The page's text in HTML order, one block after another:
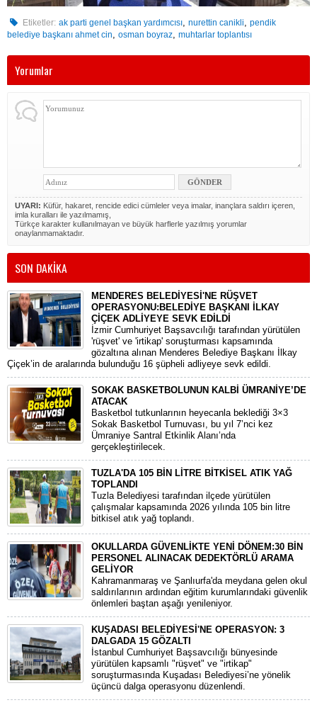
Etiketler: ak parti genel başkan yardımcısı,nurettin canikli,pendik
belediye başkanı ahmet cin, osman boyraz, muhtarlar toplantısı
Yorumlar
UYARI: Küfür, hakaret, rencide edici cümleler veya imalar, inançlara saldırı içeren,
imla kuralları ile yazılmamış,
Türkçe karakter kullanılmayan ve büyük harflerle yazılmış yorumlar
onaylanmamaktadır.
SON DAKİKA
MENDERES BELEDİYESİ'NE RÜŞVET
OPERASYONU:BELEDİYE BAŞKANI İLKAY
ÇİÇEK ADLİYEYE SEVK EDİLDİ
​İzmir Cumhuriyet Başsavcılığı tarafından yürütülen
'rüşvet' ve 'irtikap' soruşturması kapsamında
gözaltına alınan Menderes Belediye Başkanı İlkay
Çiçek’in de aralarında bulunduğu 16 şüpheli adliyeye sevk edildi.
SOKAK BASKETBOLUNUN KALBİ ÜMRANİYE’DE
ATACAK
Basketbol tutkunlarının heyecanla beklediği 3×3
Sokak Basketbol Turnuvası, bu yıl 7’nci kez
Ümraniye Santral Etkinlik Alanı’nda
gerçekleştirilecek.
TUZLA'DA 105 BİN LİTRE BİTKİSEL ATIK YAĞ
TOPLANDI
Tuzla Belediyesi tarafından ilçede yürütülen
çalışmalar kapsamında 2026 yılında 105 bin litre
bitkisel atık yağ toplandı.
OKULLARDA GÜVENLİKTE YENİ DÖNEM:30 BİN
PERSONEL ALINACAK DEDEKTÖRLÜ ARAMA
GELİYOR
​Kahramanmaraş ve Şanlıurfa'da meydana gelen okul
saldırılarının ardından eğitim kurumlarındaki güvenlik
önlemleri baştan aşağı yenileniyor.
KUŞADASI BELEDİYESİ'NE OPERASYON: 3
DALGADA 15 GÖZALTI
​İstanbul Cumhuriyet Başsavcılığı bünyesinde
yürütülen kapsamlı "rüşvet" ve "irtikap"
soruşturmasında Kuşadası Belediyesi’ne yönelik
üçüncü dalga operasyonu düzenlendi.